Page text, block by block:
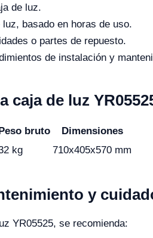
de luz.
basado en horas de uso.
o partes de repuesto.
de instalación y
caja de luz
bruto
Dimensiones
kg 710x405x570 mm
y
YR05525, se recomienda: